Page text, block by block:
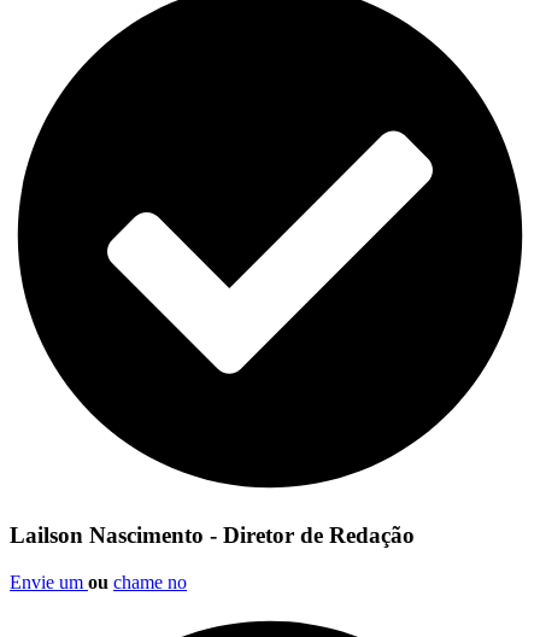
Lailson Nascimento - Diretor de Redação
Envie um ou chame no